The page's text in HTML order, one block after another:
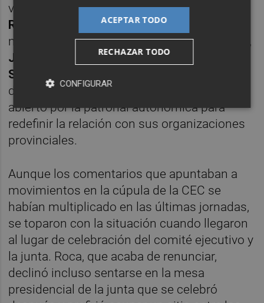
vicepresidentes -Carmelo Martínez
Renau
Cristóbal Bellés - se formalizó el
mismo día en el que el presidente de Cierval,
José Vicente González, y el de la CEV,
Salvador Navarro
directiva de la CEC para explicar el proceso
abierto por la patronal autonómica para
redefinir la relación con sus organizaciones
provinciales.
Aunque los comentarios que apuntaban a
movimientos en la cúpula de la CEC se
habían multiplicado en las últimas jornadas,
se toparon con la situación cuando llegaron
al lugar de celebración del comité ejecutivo y
la junta. Roca, que acaba de renunciar,
declinó incluso sentarse en la mesa
presidencial de la junta que se celebró
ACEPTAR TODO
RECHAZAR TODO
CONFIGURAR